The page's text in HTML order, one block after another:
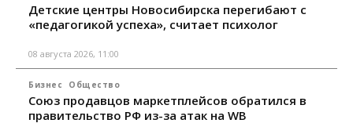
Детские центры Новосибирска перегибают с
«педагогикой успеха», считает психолог
08 августа 2026, 11:00
Бизнес Общество
Союз продавцов маркетплейсов обратился в
правительство РФ из-за атак на WB